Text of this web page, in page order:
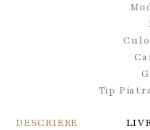
Tip
DESCRIERE